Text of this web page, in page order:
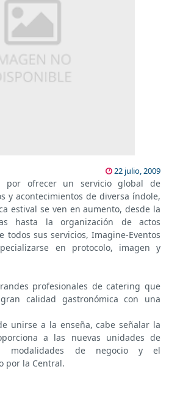
22 julio, 2009
por ofrecer un servicio global de
y acontecimientos de diversa índole,
estival se ven en aumento, desde la
hasta la organización de actos
todos sus servicios, Imagine-Eventos
en protocolo, imagen y
profesionales de catering que
calidad gastronómica con una
unirse a la enseña, cabe señalar la
a las nuevas unidades de
modalidades de negocio y el
por la Central.